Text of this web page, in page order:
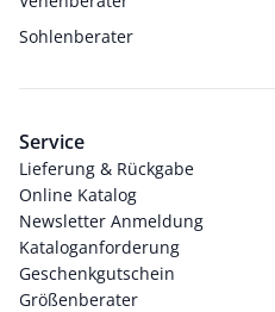
Sohlenberater
Service
Lieferung & Rückgabe
Online Katalog
Newsletter Anmeldung
Kataloganforderung
Geschenkgutschein
Größenberater